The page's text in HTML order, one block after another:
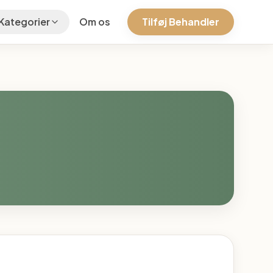
Om os Tilføj Behandler